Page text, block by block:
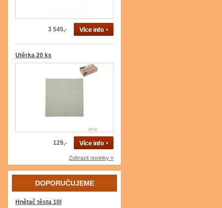
3 545,-
Utěrka 20 ks
129,-
Zobrazit novinky »
DOPORUČUJEME
Hnětač těsta 10l